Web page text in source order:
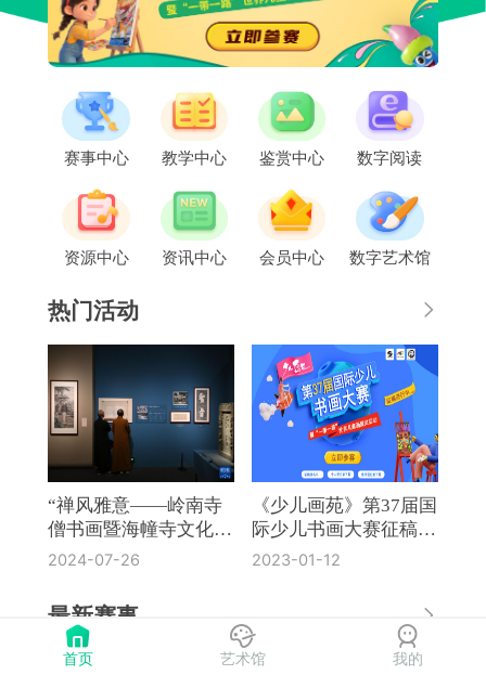
赛事中心 教学中心 鉴赏中心 数字阅读
资源中心 资讯中心 会员中心 数字艺术馆
热门活动
“禅风雅意——岭南寺
僧书画暨海幢寺文化
展”在国博开幕
2024-07-26
《少儿画苑》第37届国
际少儿书画大赛征稿通
知
2023-01-12
最新赛事
《奔流·小作家》第8届全国中
首页 艺术馆 我的